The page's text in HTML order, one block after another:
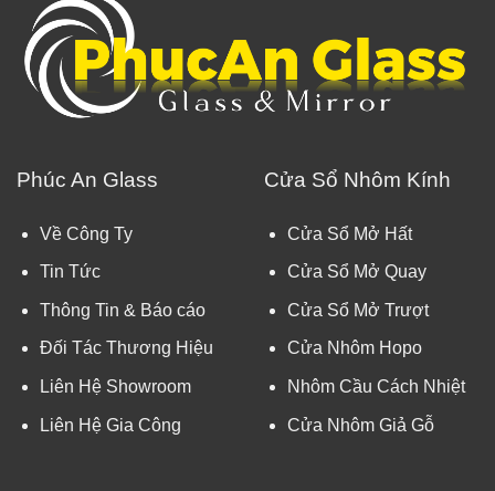
Phúc An Glass
Về Công Ty
Tin Tức
Thông Tin & Báo cáo
Đối Tác Thương Hiệu
Liên Hệ Showroom
Liên Hệ Gia Công
Cửa Sổ Nhôm Kính
Cửa Sổ Mở Hất
Cửa Sổ Mở Quay
Cửa Sổ Mở Trượt
Cửa Nhôm Hopo
Nhôm Cầu Cách Nhiệt
Cửa Nhôm Giả Gỗ